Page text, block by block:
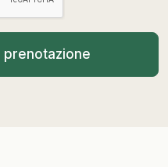
prenotazione